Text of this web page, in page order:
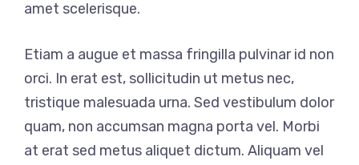
amet scelerisque.
Etiam a augue et massa fringilla pulvinar id non
orci. In erat est, sollicitudin ut metus nec,
tristique malesuada urna. Sed vestibulum dolor
quam, non accumsan magna porta vel. Morbi
at erat sed metus aliquet dictum. Aliquam vel